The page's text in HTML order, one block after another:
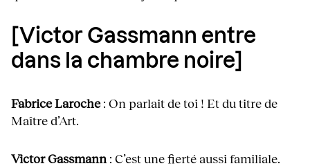
[Victor Gassmann entre
dans la chambre noire]
Fabrice Laroche: On parlait de toi ! Et du titre de
Maître d’Art.
Victor Gassmann : C’est une fierté aussi familiale.